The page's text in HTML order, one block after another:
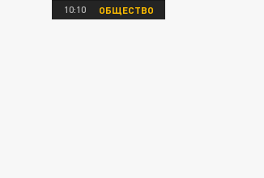
10:10 ОБЩЕСТВО